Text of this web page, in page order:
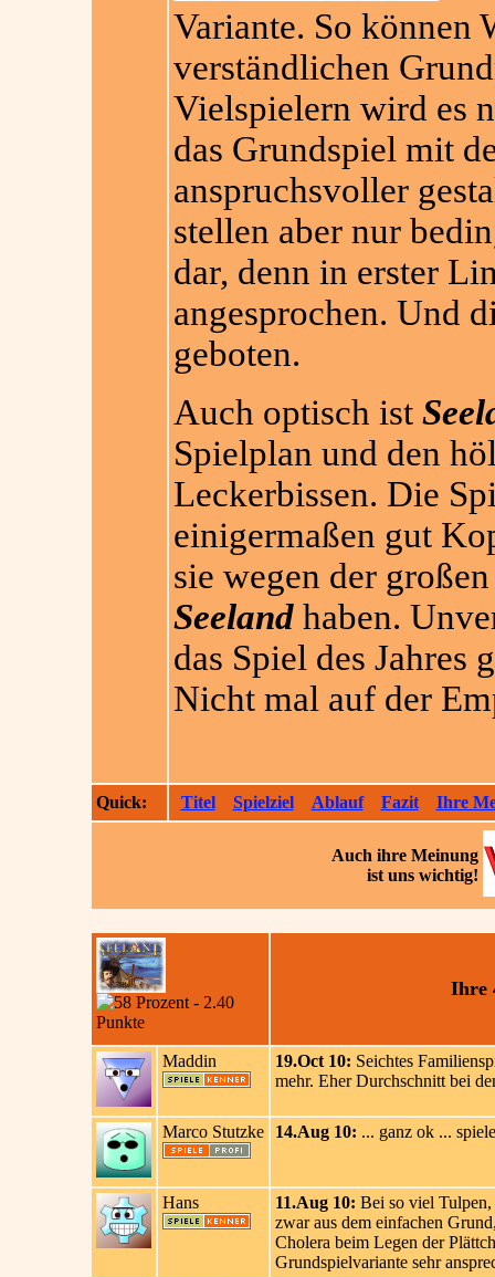
Variante. So können
verständlichen
Vielspielern wird es
das Grundspiel mit
anspruchsvoller
stellen aber nur
dar, denn in erster
angesprochen. Und
geboten.
Auch optisch ist
Spielplan und den
Leckerbissen. Die
einigermaßen gut
sie wegen der
Seelandhaben.
das Spiel des
Nicht mal auf der
Quick: Titel Spielziel Ablauf Fazit Ihre
Auch ihre Meinung
ist uns wichtig!
Ihre
Maddin 19.Oct 10: Seichtes
mehr. Eher Durchschnitt bei
Marco Stutzke 14.Aug 10: ... ganz ok ...
Hans 11.Aug 10: Bei so viel
zwar aus dem einfachen
Cholera beim Legen der
Grundspielvariante sehr